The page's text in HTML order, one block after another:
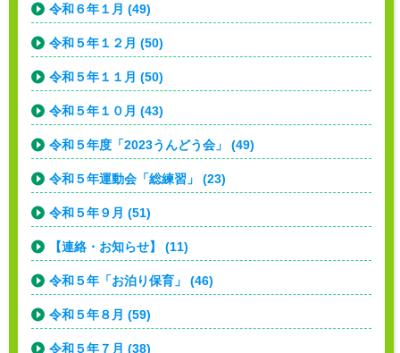
令和６年１月 (49)
令和５年１２月 (50)
令和５年１１月 (50)
令和５年１０月 (43)
令和５年度「2023うんどう会」 (49)
令和５年運動会「総練習」 (23)
令和５年９月 (51)
【連絡・お知らせ】 (11)
令和５年「お泊り保育」 (46)
令和５年８月 (59)
令和５年７月 (38)